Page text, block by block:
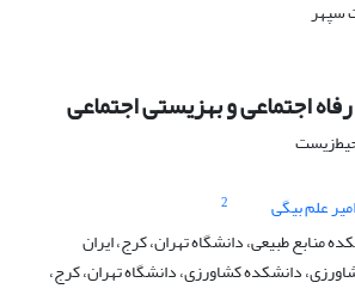
اجتماعی و بهزیستی اجتماعی
امیر علم بیگی
2
منابع طبیعی، دانشگاه تهران، کرج، ایران
دانشکده کشاورزی، دانشگاه تهران، کرج،